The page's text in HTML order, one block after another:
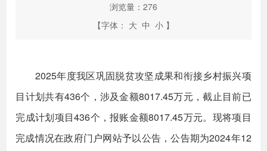
浏览量： 276
【字体： 大 中 小 】
2025年度我区巩固脱贫攻坚成果和衔接乡村振兴项
目计划共有436个，涉及金额8017.45万元，截止目前已
完成计划项目436个，报账金额8017.45万元。现将项目
完成情况在政府门户网站予以公告，公告期为2024年12